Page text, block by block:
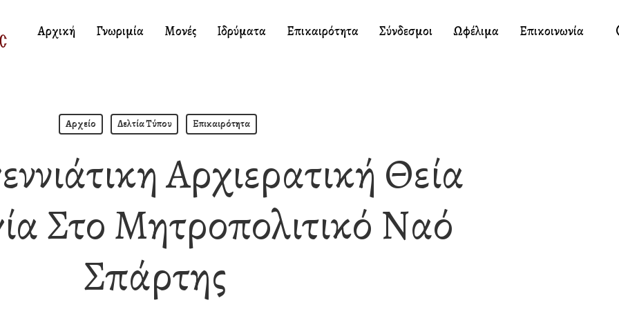
Αρχική Γνωριμία Μονές Ιδρύματα Επικαιρότητα Σύνδεσμοι Ωφέλιμα Επικοινωνία
Αρχείο Δελτία Τύπου Επικαιρότητα
Αρχιερατική Θεία
Στο Μητροπολιτικό Ναό
Σπάρτης